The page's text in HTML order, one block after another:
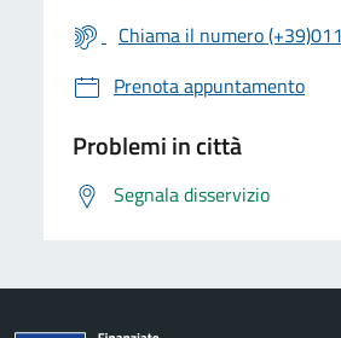
Chiama il numero
Prenota appuntamento
Problemi in città
Segnala disservizio